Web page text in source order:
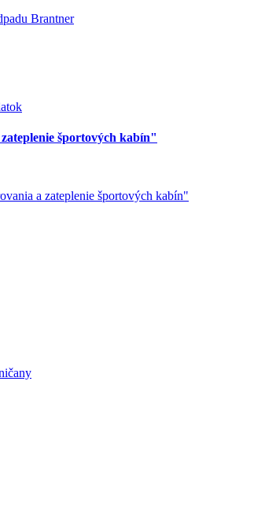
Brantner
športových kabín"
a zateplenie športových kabín"